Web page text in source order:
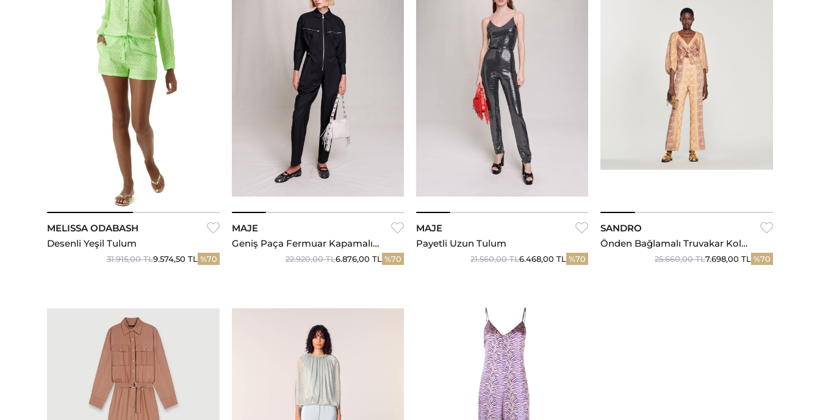
MELISSA ODABASH
Desenli Yeşil Tulum
%70
9.574,50 TL
31.915,00 TL
XS S M
MAJE
Geniş Paça Fermuar Kapamalı
%70
6.876,00 TL
22.920,00 TL
34 38
MAJE
Payetli Uzun Tulum
%70
6.468,00 TL
21.560,00 TL
36 40
SANDRO
Önden Bağlamalı Truvakar Kol
%70
7.698,00 TL
25.660,00 TL
34 36 38